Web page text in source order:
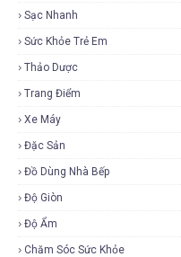
Sạc Nhanh
Sức Khỏe Trẻ Em
Thảo Dược
Trang Điểm
Xe Máy
Đặc Sản
Đồ Dùng Nhà Bếp
Độ Giòn
Độ Ẩm
Chăm Sóc Sức Khỏe